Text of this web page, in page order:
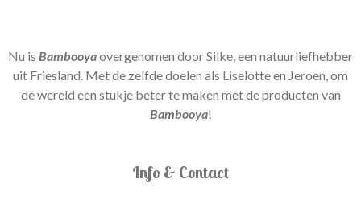
Nu is Bambooyaovergenomen door Silke, een natuurliefhebber
uit Friesland. Met de zelfde doelen als Liselotte en Jeroen, om
de wereld een stukje beter te maken met de producten van
Bambooya!
Info & Contact